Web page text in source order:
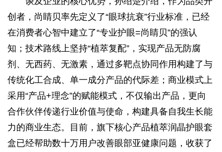
创者，尚睛贝率先定义了“眼球抗衰”行业标准，已经
在消费者心智中建立了“专业护眼=尚睛贝”的强认
知；技术路线上坚持“植萃复配”，实现产品无防腐
剂、无西药、无激素，通过多靶点协同作用构建了与
传统化工合成、单一成分产品的代际差；商业模式上
采用“产品+理念”的赋能模式，不仅输出产品，更向
合作伙伴传递行业价值与使命，构建具备自我生长能
力的商业生态。目前，旗下核心产品植萃润晶护眼套
盒已经帮助数十万用户改善眼部亚健康问题，收获了